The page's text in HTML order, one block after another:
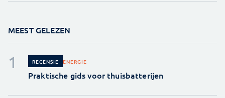
MEEST GELEZEN
RECENSIE ENERGIE
Praktische gids voor thuisbatterijen